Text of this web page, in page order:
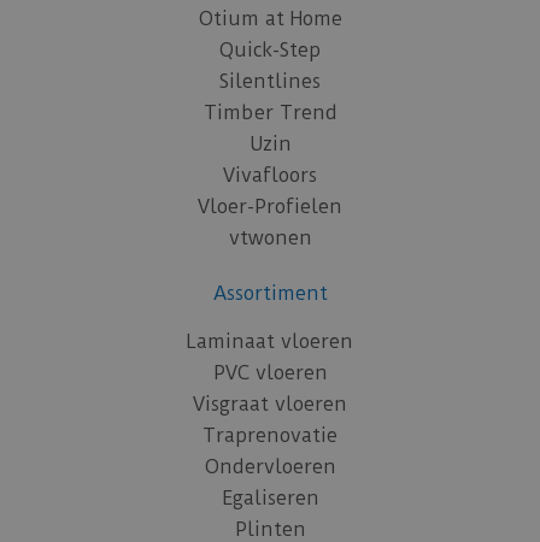
Otium at Home
Quick-Step
Silentlines
Timber Trend
Uzin
Vivafloors
Vloer-Profielen
vtwonen
Assortiment
Laminaat vloeren
PVC vloeren
Visgraat vloeren
Traprenovatie
Ondervloeren
Egaliseren
Plinten